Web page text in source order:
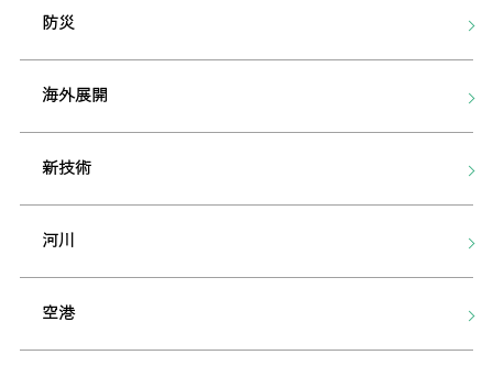
防災
海外展開
新技術
河川
空港